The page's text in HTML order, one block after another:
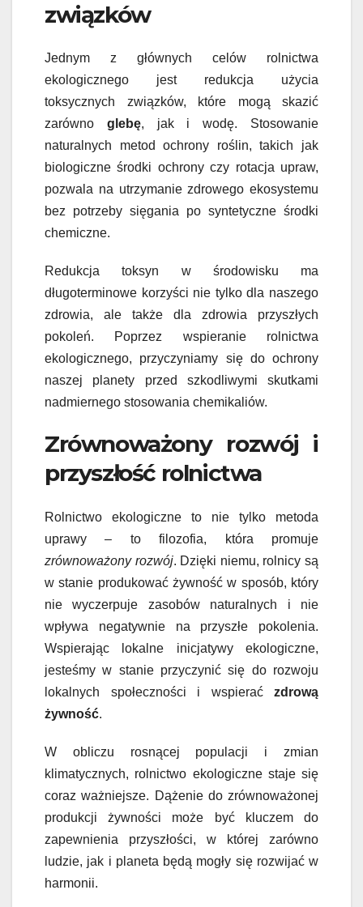
związków
Jednym z głównych celów rolnictwa
ekologicznego jest redukcja użycia
toksycznych związków, które mogą skazić
zarówno glebę, jak i wodę. Stosowanie
naturalnych metod ochrony roślin, takich jak
biologiczne środki ochrony czy rotacja upraw,
pozwala na utrzymanie zdrowego ekosystemu
bez potrzeby sięgania po syntetyczne środki
chemiczne.
Redukcja toksyn w środowisku ma
długoterminowe korzyści nie tylko dla naszego
zdrowia, ale także dla zdrowia przyszłych
pokoleń. Poprzez wspieranie rolnictwa
ekologicznego, przyczyniamy się do ochrony
naszej planety przed szkodliwymi skutkami
nadmiernego stosowania chemikaliów.
Zrównoważony rozwój i
przyszłość rolnictwa
Rolnictwo ekologiczne to nie tylko metoda
uprawy – to filozofia, która promuje
zrównoważony rozwój. Dzięki niemu, rolnicy są
w stanie produkować żywność w sposób, który
nie wyczerpuje zasobów naturalnych i nie
wpływa negatywnie na przyszłe pokolenia.
Wspierając lokalne inicjatywy ekologiczne,
jesteśmy w stanie przyczynić się do rozwoju
lokalnych społeczności i wspierać zdrową
żywność.
W obliczu rosnącej populacji i zmian
klimatycznych, rolnictwo ekologiczne staje się
coraz ważniejsze. Dążenie do zrównoważonej
produkcji żywności może być kluczem do
zapewnienia przyszłości, w której zarówno
ludzie, jak i planeta będą mogły się rozwijać w
harmonii.